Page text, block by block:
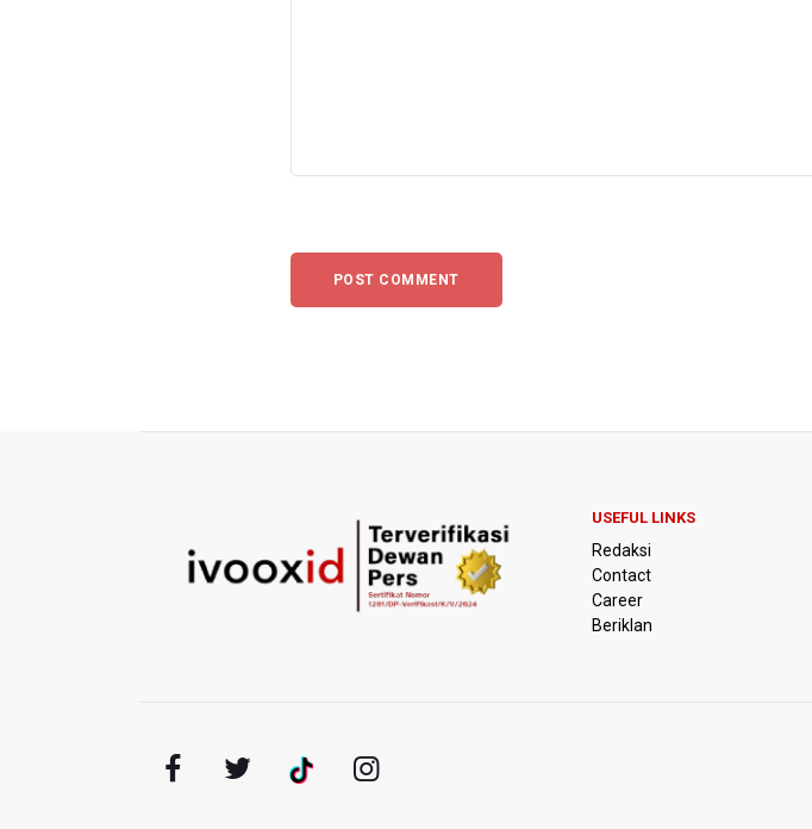
USEFUL LINKS
Redaksi
Contact
Career
Beriklan